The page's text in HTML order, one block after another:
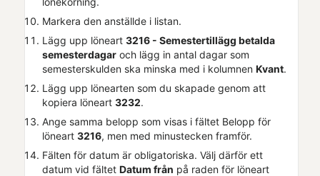
Markera den anställde i listan.
Lägg upp löneart 3216 - Semestertillägg betalda
semesterdagar och lägg in antal dagar som
semesterskulden ska minska med i kolumnen Kvant.
Lägg upp lönearten som du skapade genom att
kopiera löneart 3232.
Ange samma belopp som visas i fältet Belopp för
löneart 3216, men med minustecken framför.
Fälten för datum är obligatoriska. Välj därför ett
datum vid fältet Datum från på raden för löneart